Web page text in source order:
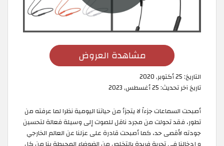
مشاهدة العروض
التاريخ:25 أكتوبر, 2020
تاريخ آخر تحديث:25 أغسطس, 2023
أصبحت السماعات جزءاً لا يتجزأ من حياتنا اليومية نظرا لما عرفته من
تطور، فقد تحولت من مجرد ناقل للصوت إلى وسيلة فعالة لتحسين
جودته لأقصى حد، كما أصبحت قادرة على عزلنا عن العالم الخارجي